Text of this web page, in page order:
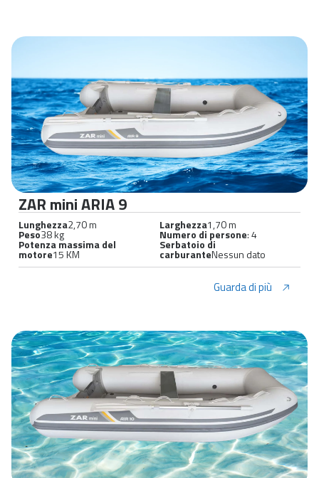
ZAR mini ARIA 9
Lunghezza2,70 m Larghezza1,70 m
Peso38 kg Numero di persone: 4
Potenza massima del
motore15 KM
Serbatoio di
carburanteNessun dato
Guarda di più